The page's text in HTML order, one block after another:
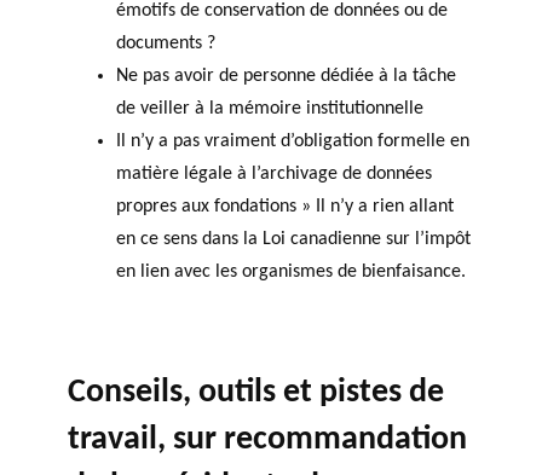
émotifs de conservation de données ou de
documents ?
Ne pas avoir de personne dédiée à la tâche
de veiller à la mémoire institutionnelle
Il n’y a pas vraiment d’obligation formelle en
matière légale à l’archivage de données
propres aux fondations » Il n’y a rien allant
en ce sens dans la Loi canadienne sur l’impôt
en lien avec les organismes de bienfaisance.
Conseils, outils et pistes de
travail, sur recommandation